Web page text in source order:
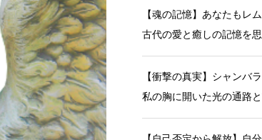
【魂の記憶】あなたもレ
古代の愛と癒しの記憶を
【衝撃の真実】シャンバ
私の胸に開いた光の通路